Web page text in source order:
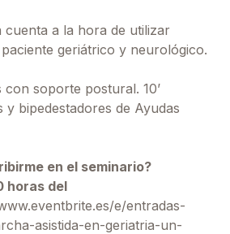
cuenta a la hora de utilizar
geriátrico y neurológico.
con soporte postural. 10’
y bipedestadores de Ayudas
en el seminario?
horas del
e/entradas-
asistida-en-geriatria-un-